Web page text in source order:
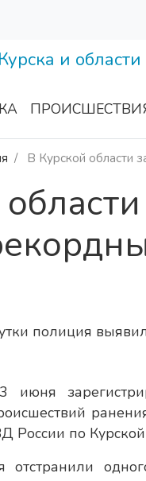
В Курской области
июня
по Курской